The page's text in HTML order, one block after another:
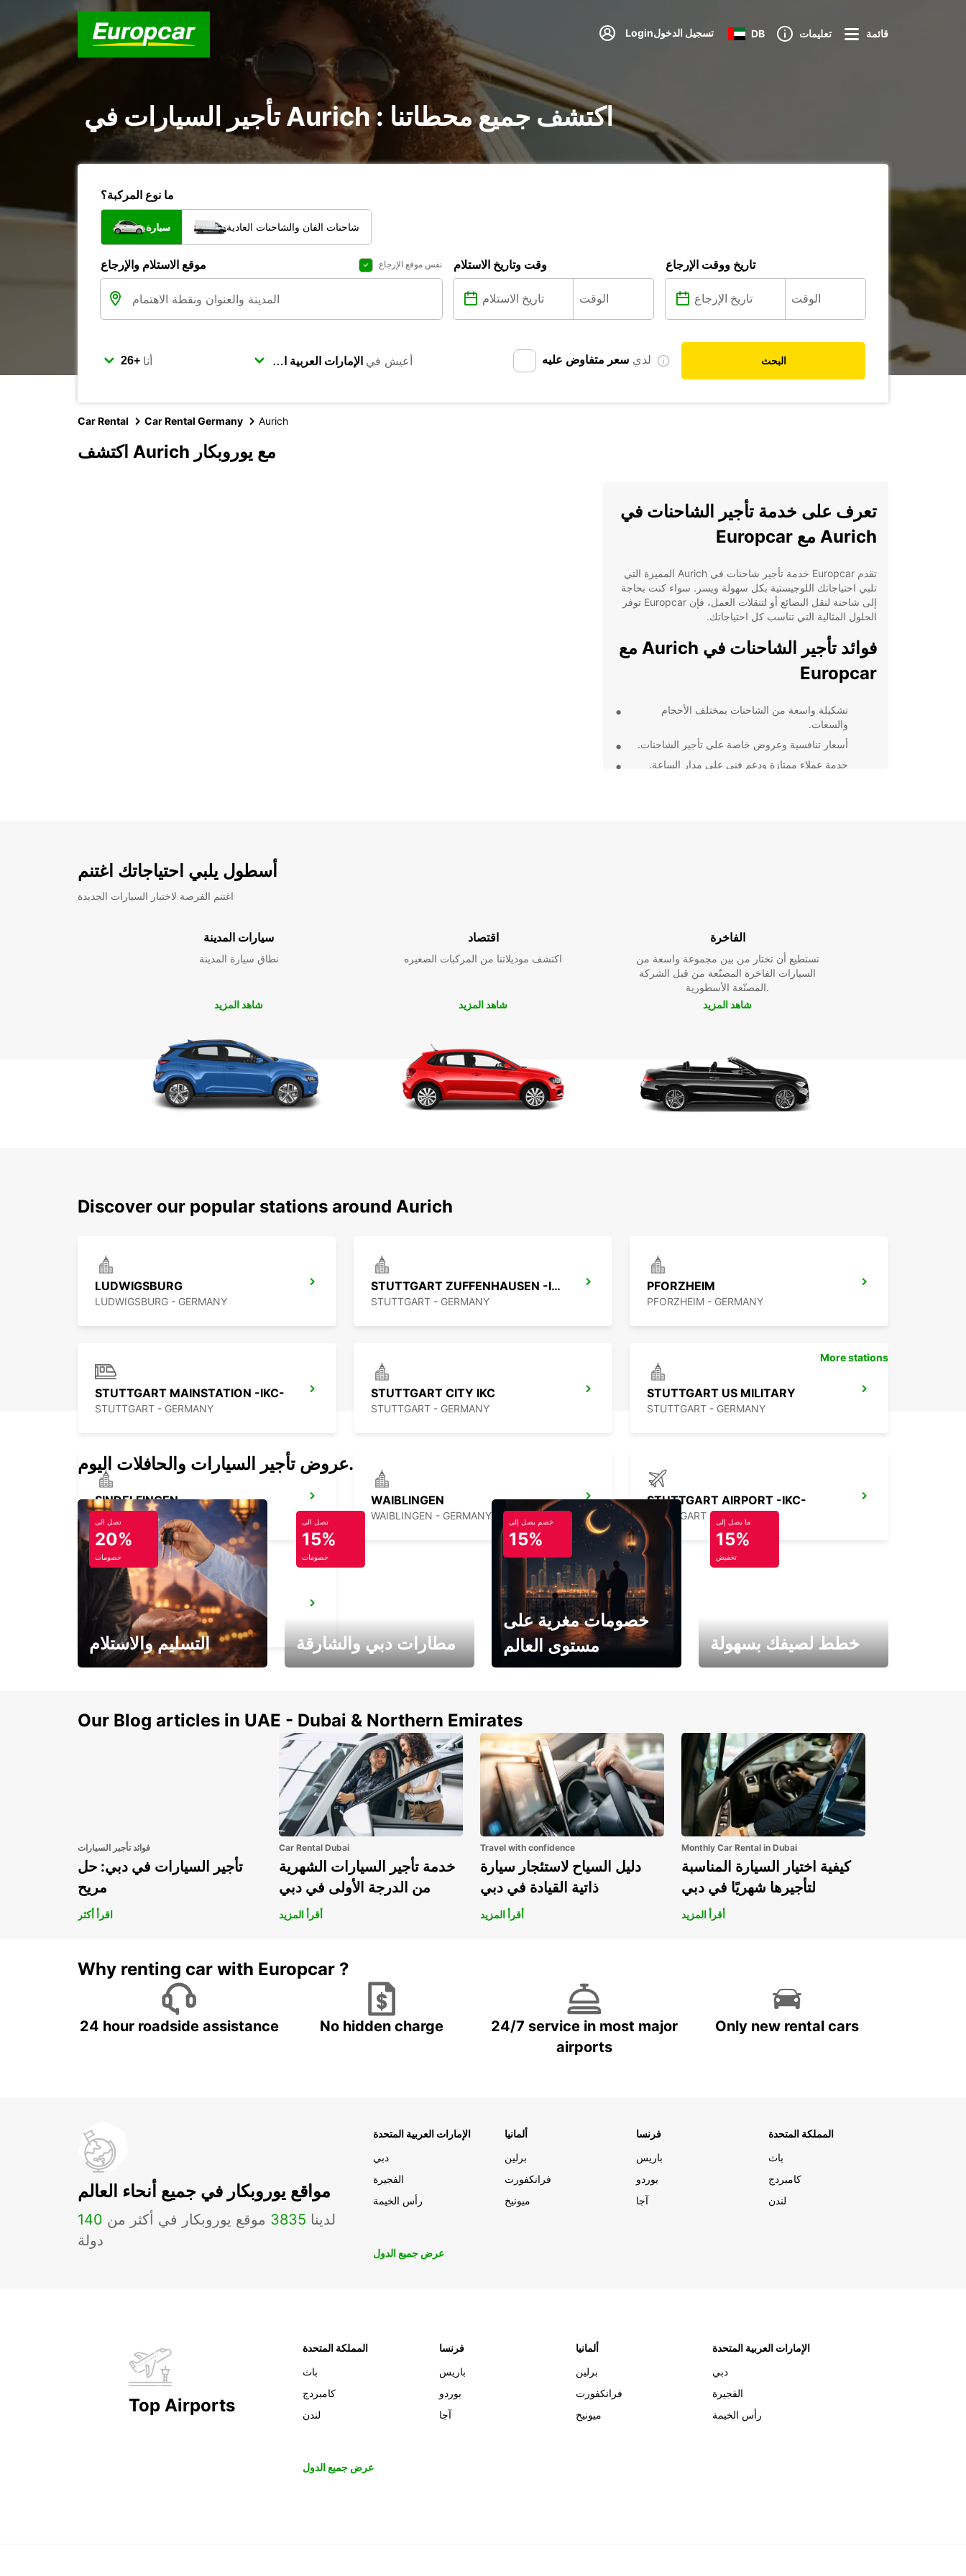
Loginتسجيل الدخول DB تعليمات قائمة
تأجير السيارات في Aurich : اكتشف جميع محطاتنا
ما نوع المركبة؟
سيارة شاحنات الفان والشاحنات العادية
موقع الاستلام والإرجاع نفس موقع الإرجاع وقت وتاريخ الاستلام تاريخ ووقت الإرجاع
أنا أعيش في لدي سعر متفاوض عليه البحث
Car Rental Car Rental Germany Aurich
اكتشف Aurich مع يوروبكار
تعرف على خدمة تأجير الشاحنات في
Aurich مع Europcar
تقدم Europcar خدمة تأجير شاحنات في Aurich المميزة التي
تلبي احتياجاتك اللوجيستية بكل سهولة ويسر. سواء كنت بحاجة
إلى شاحنة لنقل البضائع أو لتنقلات العمل، فإن Europcar توفر
الحلول المثالية التي تناسب كل احتياجاتك.
فوائد تأجير الشاحنات في Aurich مع
Europcar
تشكيلة واسعة من الشاحنات بمختلف الأحجام
والسعات.
أسعار تنافسية وعروض خاصة على تأجير الشاحنات.
خدمة عملاء ممتازة ودعم فني على مدار الساعة.
أسطول يلبي احتياجاتك اغتنم
اغتنم الفرصة لاختبار السيارات الجديدة
سيارات المدينة
نطاق سيارة المدينة
شاهد المزيد
اقتصاد
اكتشف موديلاتنا من المركبات الصغيره
شاهد المزيد
الفاخرة
تستطيع أن تختار من بين مجموعة واسعة من
السيارات الفاخرة المصنّعة من قبل الشركة
المصنّعة الأسطورية.
شاهد المزيد
Discover our popular stations around Aurich
LUDWIGSBURG
LUDWIGSBURG - GERMANY
STUTTGART ZUFFENHAUSEN -IKC-
STUTTGART - GERMANY
PFORZHEIM
PFORZHEIM - GERMANY
STUTTGART MAINSTATION -IKC-
STUTTGART - GERMANY
STUTTGART CITY IKC
STUTTGART - GERMANY
STUTTGART US MILITARY
STUTTGART - GERMANY
SINDELFINGEN
SINDELFINGEN - GERMANY
WAIBLINGEN
WAIBLINGEN - GERMANY
STUTTGART AIRPORT -IKC-
STUTTGART - GERMANY
HEILBRONN TILL 10PM
HEILBRONN - GERMANY
More stations
عروض تأجير السيارات والحافلات اليوم.
تصل الى
20%
خصومات
التسليم والاستلام
تصل الى
15%
خصومات
مطارات دبي والشارقة
خصم يصل إلى
15%
خصومات مغرية على
مستوى العالم
ما يصل إلى
15%
تخفيض
خطط لصيفك بسهولة
Our Blog articles in UAE - Dubai & Northern Emirates
فوائد تأجير السيارات
تأجير السيارات في دبي: حل
مريح
اقرأ أكثر
Car Rental Dubai
خدمة تأجير السيارات الشهرية
من الدرجة الأولى في دبي
أقرأ المزيد
Travel with confidence
دليل السياح لاستئجار سيارة
ذاتية القيادة في دبي
أقرأ المزيد
Monthly Car Rental in Dubai
كيفية اختيار السيارة المناسبة
لتأجيرها شهريًا في دبي
أقرأ المزيد
Why renting car with Europcar ?
24 hour roadside assistance No hidden charge
24/7 service in most major
airports
Only new rental cars
مواقع يوروبكار في جميع أنحاء العالم
لدينا 3835 موقع يوروبكار في أكثر من 140
دولة
الإمارات العربية المتحدة
دبي
الفجيرة
رأس الخيمة
ألمانيا
برلين
فرانكفورت
ميونيخ
فرنسا
باريس
بوردو
آجا
المملكة المتحدة
باث
كامبردج
لندن
عرض جميع الدول
Top Airports
المملكة المتحدة
باث
كامبردج
لندن
فرنسا
باريس
بوردو
آجا
ألمانيا
برلين
فرانكفورت
ميونيخ
الإمارات العربية المتحدة
دبي
الفجيرة
رأس الخيمة
عرض جميع الدول